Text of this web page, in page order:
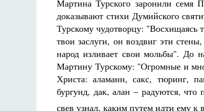
Мартина Турского заронили семя
доказывают стихи Думийского
Турскому чудотворцу: "Восхищаясь
твои заслуги, он воздвиг эти
народ изливает свои мольбы". До
Мартину Турскому: "Огромные и
Христа: аламанн, сакс, тюринг,
бургунд, дак, алан – радуются, что
свев узнал, каким путем идти ему к